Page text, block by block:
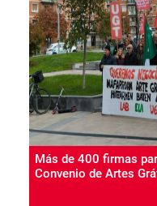
Más de 400 firmas
Convenio de Artes